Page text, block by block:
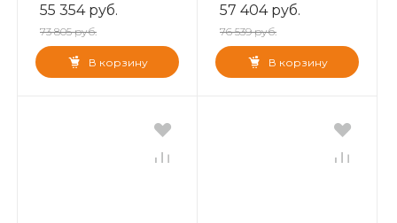
55 354 руб.
73 805 руб.
В корзину
57 404 руб.
76 539 руб.
В корзину